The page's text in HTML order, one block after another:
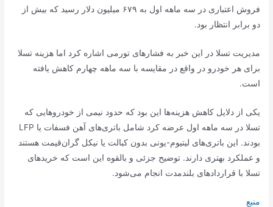
فروش اعتباری در سه ماهه اول به ۶۷۹ میلیون دلار رسید که بیش از
دو برابر انتظار بود.
مدیریت تسلا در این خبر به فشارهای تورمی اشاره کرد اما هزینه تسلا
برای هر خودرو در واقع در مقایسه با سه ماهه چهارم کاهش یافته
است.
یکی از دلایل کاهش هزینه‌ها این بود که حدود نیمی از خودروهایی که
تسلا در سه ماهه اول عرضه کرد شامل باتری‌های آهن فسفات یا LFP
بودند. این باتری‌های لیتیوم-یونی بدون کبالت یا نیکل گران‌قیمت هستند
و عملکرد بهتری دارند. توضیح جزئی و بالقوه این است که خریدهای
تسلا با قراردادهای بلندمدت انجام می‌شود.
منبع